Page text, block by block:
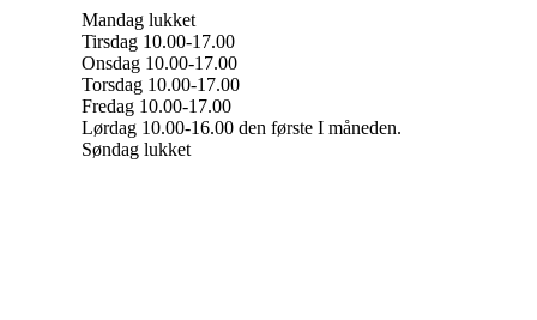
Mandag lukket
Tirsdag 10.00-17.00
Onsdag 10.00-17.00
Torsdag 10.00-17.00
Fredag 10.00-17.00
Lørdag 10.00-16.00 den første I måneden.
Søndag lukket